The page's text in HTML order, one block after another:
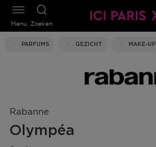
Zoeken
PARFUMS GEZICHT MAKE-UP
Menu
Rabanne
Olympéa